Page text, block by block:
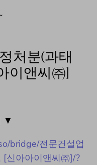
처분(과태
이앤씨㈜]
▼
bridge/전문건설업
[신아아이앤씨㈜]/?